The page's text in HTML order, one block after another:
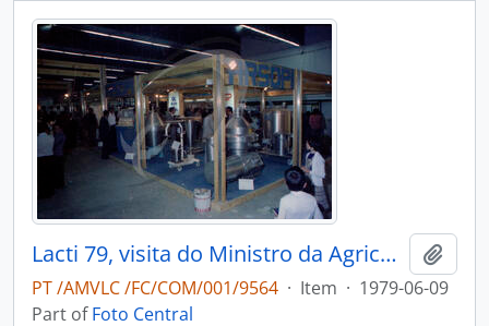
Lacti 79, visita do Ministro da Agricultura e Pescas e do Governador Civil de Aveiro
PT /AMVLC /FC/COM/001/9564 · Item · 1979-06-09
Part ofFoto Central